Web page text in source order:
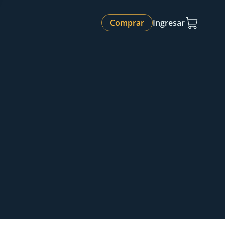
Comprar Ingresar